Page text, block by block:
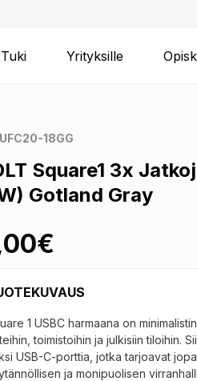
Yrityksille
18GG
Square1 3x
Gotland Gray
1 USBC harmaana on
toimistoihin ja julkisiin tiloihin.
USB-C-porttia, jotka tarjoavat
ja monipuolisen